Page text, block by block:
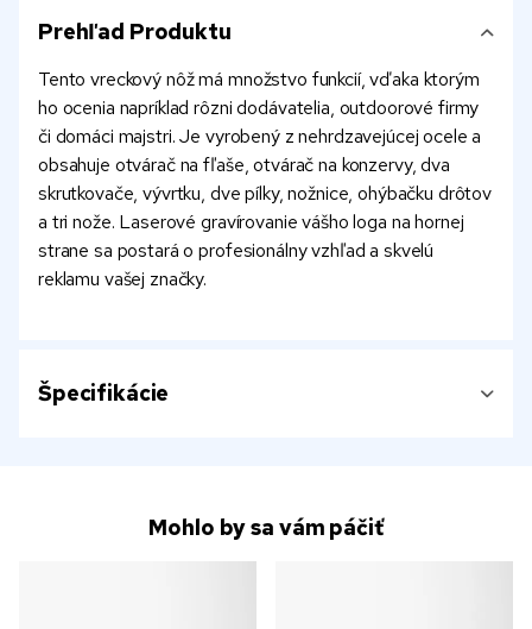
Prehľad Produktu
Tento vreckový nôž má množstvo funkcií, vďaka ktorým
ho ocenia napríklad rôzni dodávatelia, outdoorové firmy
či domáci majstri. Je vyrobený z nehrdzavejúcej ocele a
obsahuje otvárač na fľaše, otvárač na konzervy, dva
skrutkovače, vývrtku, dve pílky, nožnice, ohýbačku drôtov
a tri nože. Laserové gravírovanie vášho loga na hornej
strane sa postará o profesionálny vzhľad a skvelú
reklamu vašej značky.
Špecifikácie
Mohlo by sa vám páčiť